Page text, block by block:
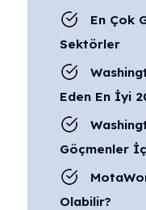
En Çok
Sektörler
Eden En İyi
Göçmenler
Olabilir?